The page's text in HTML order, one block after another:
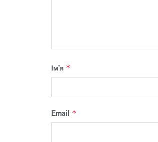
Ім'я *
Email *